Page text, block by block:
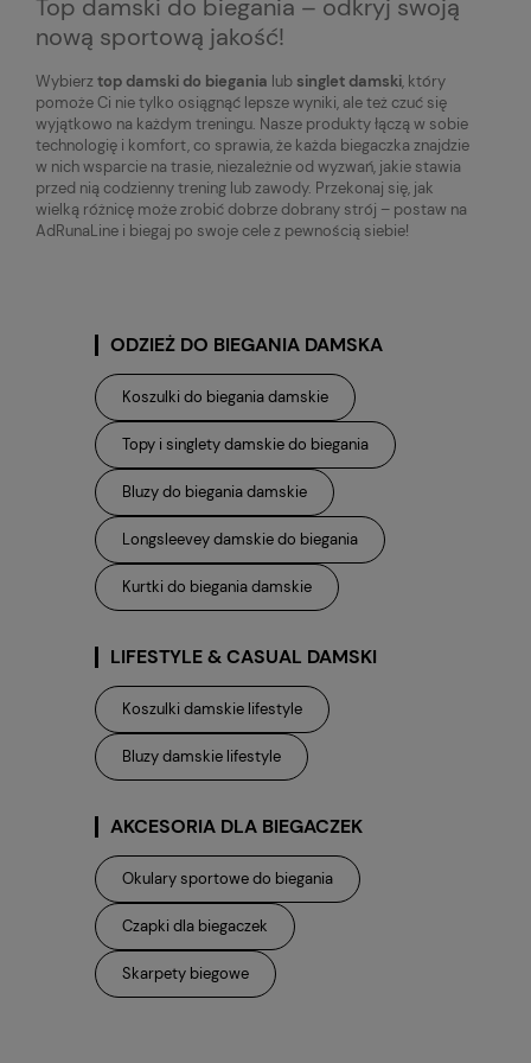
Top damski do biegania – odkryj swoją
nową sportową jakość!
Wybierztop damski do biegania lub singlet damski, który
pomoże Ci nie tylko osiągnąć lepsze wyniki, ale też czuć się
wyjątkowo na każdym treningu. Nasze produkty łączą w sobie
technologię i komfort, co sprawia, że każda biegaczka znajdzie
w nich wsparcie na trasie, niezależnie od wyzwań, jakie stawia
przed nią codzienny trening lub zawody. Przekonaj się, jak
wielką różnicę może zrobić dobrze dobrany strój – postaw na
AdRunaLine i biegaj po swoje cele z pewnością siebie!
ODZIEŻ DO BIEGANIA DAMSKA
Koszulki do biegania damskie
Topy i singlety damskie do biegania
Bluzy do biegania damskie
Longsleevey damskie do biegania
Kurtki do biegania damskie
LIFESTYLE & CASUAL DAMSKI
Koszulki damskie lifestyle
Bluzy damskie lifestyle
AKCESORIA DLA BIEGACZEK
Okulary sportowe do biegania
Czapki dla biegaczek
Skarpety biegowe